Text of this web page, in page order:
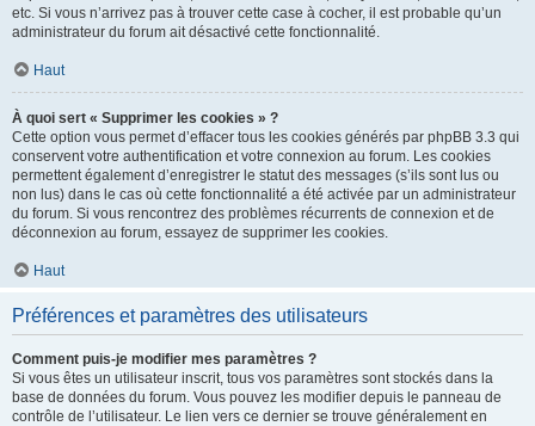
etc. Si vous n’arrivez pas à trouver cette case à cocher, il est probable qu’un
administrateur du forum ait désactivé cette fonctionnalité.
Haut
À quoi sert « Supprimer les cookies » ?
Cette option vous permet d’effacer tous les cookies générés par phpBB 3.3 qui
conservent votre authentification et votre connexion au forum. Les cookies
permettent également d’enregistrer le statut des messages (s’ils sont lus ou
non lus) dans le cas où cette fonctionnalité a été activée par un administrateur
du forum. Si vous rencontrez des problèmes récurrents de connexion et de
déconnexion au forum, essayez de supprimer les cookies.
Haut
Préférences et paramètres des utilisateurs
Comment puis-je modifier mes paramètres ?
Si vous êtes un utilisateur inscrit, tous vos paramètres sont stockés dans la
base de données du forum. Vous pouvez les modifier depuis le panneau de
contrôle de l’utilisateur. Le lien vers ce dernier se trouve généralement en